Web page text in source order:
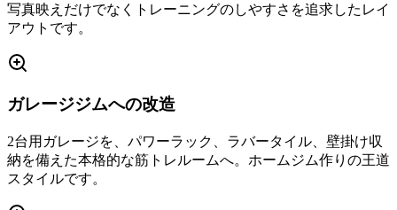
写真映えだけでなくトレーニングのしやすさを追求したレイ
アウトです。
ガレージジムへの改造
2台用ガレージを、パワーラック、ラバータイル、壁掛け収
納を備えた本格的な筋トレルームへ。ホームジム作りの王道
スタイルです。